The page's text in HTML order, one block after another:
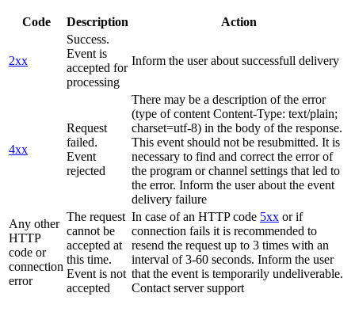
Code Description Action
2xx
Success.
Event is
accepted for
processing
Inform the user about successfull delivery
4xx
Request
failed.
Event
rejected
There may be a description of the error
(type of content Content-Type: text/plain;
charset=utf-8) in the body of the response.
This event should not be resubmitted. It is
necessary to find and correct the error of
the program or channel settings that led to
the error. Inform the user about the event
delivery failure
Any other
HTTP
code or
connection
error
The request
cannot be
accepted at
this time.
Event is not
accepted
In case of an HTTP code 5xx or if
connection fails it is recommended to
resend the request up to 3 times with an
interval of 3-60 seconds. Inform the user
that the event is temporarily undeliverable.
Contact server support